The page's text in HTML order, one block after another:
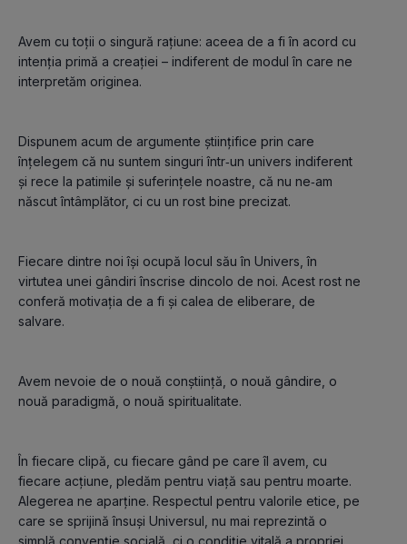
Avem cu toţii o singură raţiune: aceea de a fi în acord cu
intenţia primă a creaţiei – indiferent de modul în care ne
Dispunem acum de argumente ştiinţifice prin care
înţelegem că nu suntem singuri într‑un univers indiferent
şi rece la patimile şi suferinţele noastre, că nu ne‑am
Fiecare dintre noi îşi ocupă locul său în Univers, în
virtutea unei gândiri înscrise dincolo de noi. Acest rost ne
conferă motivaţia de a fi şi calea de eliberare, de
Avem nevoie de o nouă conştiinţă, o nouă gândire, o
În fiecare clipă, cu fiecare gând pe care îl avem, cu
fiecare acţiune, pledăm pentru viaţă sau pentru moarte.
Alegerea ne aparţine. Respectul pentru valorile etice, pe
care se sprijină însuşi Universul, nu mai reprezintă o
simplă convenţie socială, ci o condiţie vitală a propriei